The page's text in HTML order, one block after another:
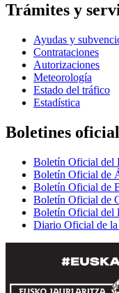
Trámites y
Ayudas y
Contrataciones
Autorizaciones
Meteorología
Estado del tráfico
Estadística
Boletines
Boletín Oficial del
Boletín Oficial de
Boletín Oficial de
Boletín Oficial de
Boletín Oficial del
Diario Oficial de